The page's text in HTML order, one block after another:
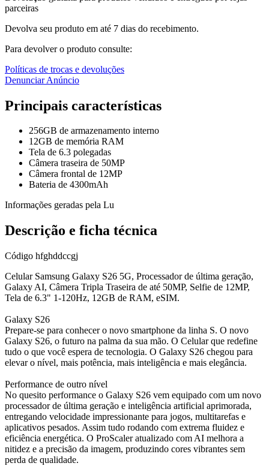
parceiras
Devolva seu produto em até 7 dias do recebimento.
Para devolver o produto consulte:
Políticas de trocas e devoluções
Denunciar Anúncio
Principais características
256GB de armazenamento interno
12GB de memória RAM
Tela de 6.3 polegadas
Câmera traseira de 50MP
Câmera frontal de 12MP
Bateria de 4300mAh
Informações geradas pela Lu
Descrição e ficha técnica
Código hfghddccgj
Celular Samsung Galaxy S26 5G, Processador de última geração,
Galaxy AI, Câmera Tripla Traseira de até 50MP, Selfie de 12MP,
Tela de 6.3" 1-120Hz, 12GB de RAM, eSIM.
Galaxy S26
Prepare-se para conhecer o novo smartphone da linha S. O novo
Galaxy S26, o futuro na palma da sua mão. O Celular que redefine
tudo o que você espera de tecnologia. O Galaxy S26 chegou para
elevar o nível, mais potência, mais inteligência e mais elegância.
Performance de outro nível
No quesito performance o Galaxy S26 vem equipado com um novo
processador de última geração e inteligência artificial aprimorada,
entregando velocidade impressionante para jogos, multitarefas e
aplicativos pesados. Assim tudo rodando com extrema fluidez e
eficiência energética. O ProScaler atualizado com AI melhora a
nitidez e a precisão da imagem, produzindo cores vibrantes sem
perda de qualidade.